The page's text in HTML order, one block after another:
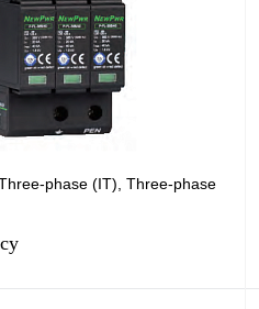
phase (IT), Three-phase